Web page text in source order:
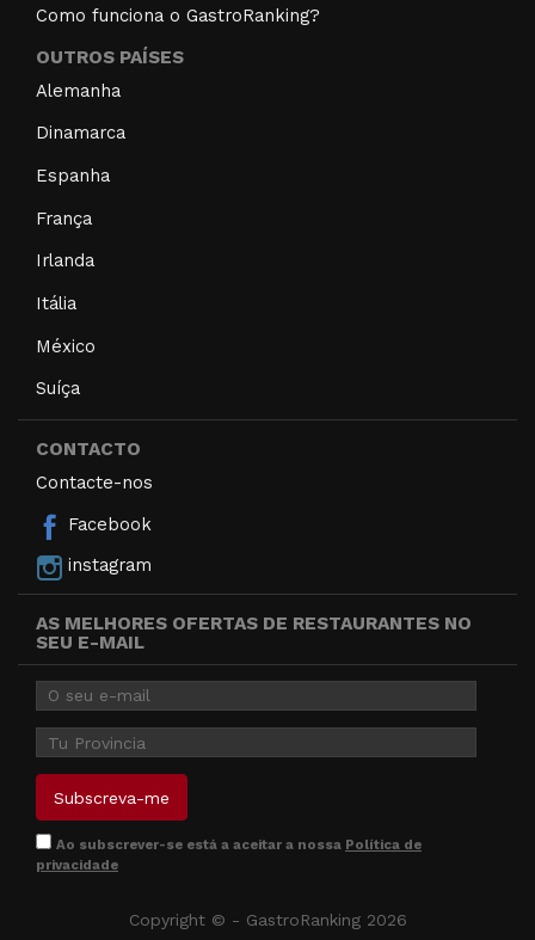
Como funciona o GastroRanking?
OUTROS PAÍSES
Alemanha
Dinamarca
Espanha
França
Irlanda
Itália
México
Suíça
CONTACTO
Contacte-nos
Facebook
instagram
AS MELHORES OFERTAS DE RESTAURANTES NO
SEU E-MAIL
Ao subscrever-se está a aceitar a nossa Política de
privacidade
Copyright © - GastroRanking 2026